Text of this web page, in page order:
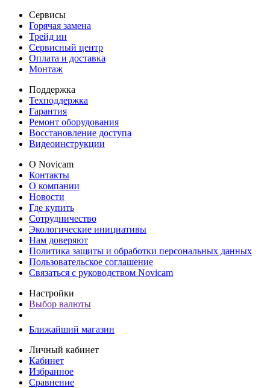
Сервисы
Горячая замена
Трейд ин
Сервисный центр
Оплата и доставка
Монтаж
Поддержка
Техподдержка
Гарантия
Ремонт оборудования
Восстановление доступа
Видеоинструкции
О Novicam
Контакты
О компании
Новости
Где купить
Сотрудничество
Экологические инициативы
Нам доверяют
Политика защиты и обработки персональных данных
Пользовательское соглашение
Связаться с руководством Novicam
Настройки
Выбор валюты
Ближайший магазин
Личный кабинет
Кабинет
Избранное
Сравнение